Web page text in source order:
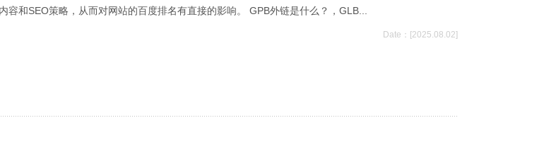
容和SEO策略，从而对网站的百度排名有直接的影响。 GPB外链是什么？，GLB...
Date：[2025.08.02]